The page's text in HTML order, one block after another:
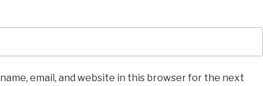
name, email, and website in this browser for the next